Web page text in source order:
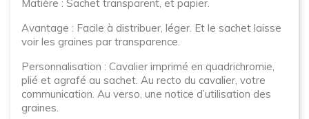
Matière : Sachet transparent, et papier.
Avantage : Facile à distribuer, léger. Et le sachet laisse
voir les graines par transparence.
Personnalisation : Cavalier imprimé en quadrichromie,
plié et agrafé au sachet. Au recto du cavalier, votre
communication. Au verso, une notice d’utilisation des
graines.